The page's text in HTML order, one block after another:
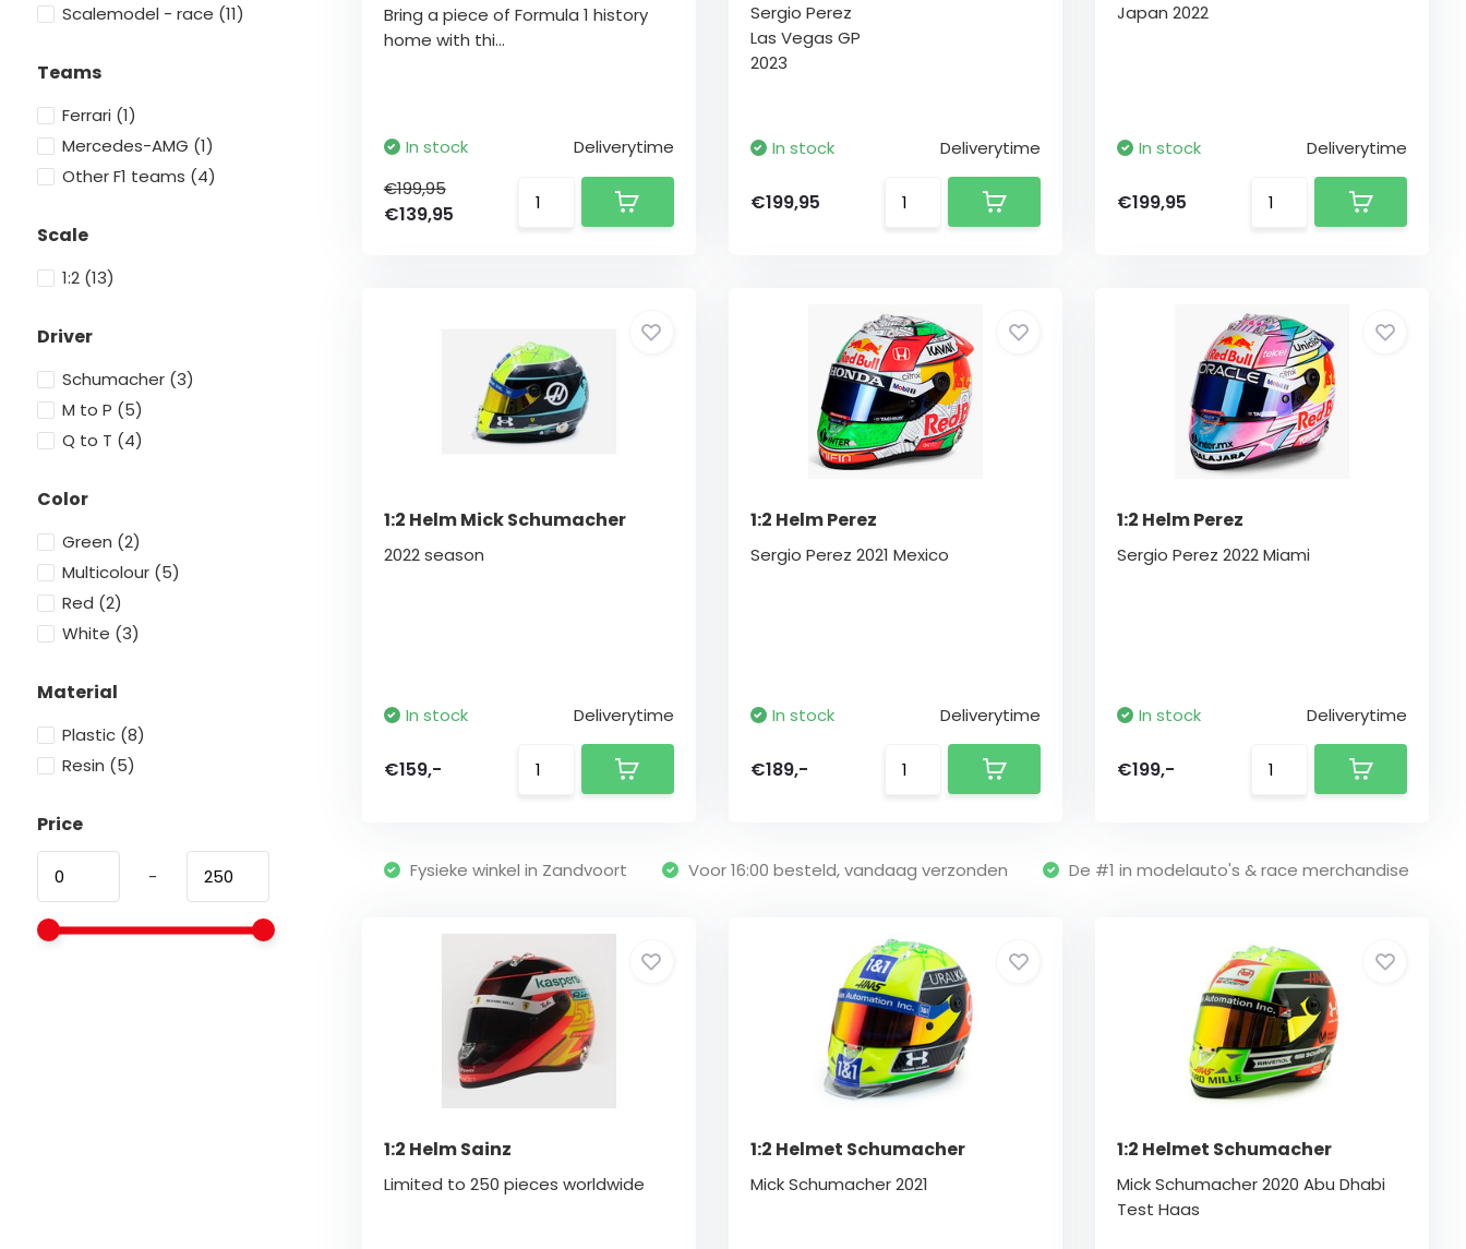
Scalemodel - race (11)
Teams
Ferrari (1)
Mercedes-AMG (1)
Other F1 teams (4)
Scale
1:2 (13)
Driver
Schumacher (3)
M to P (5)
Q to T (4)
Color
Green (2)
Multicolour (5)
Red (2)
White (3)
Material
Plastic (8)
Resin (5)
Price
-
Bring a piece of Formula 1 history
home with thi...
In stock
Deliverytime
€199,95
€139,95
Sergio Perez
Las Vegas GP
2023
In stock Deliverytime
€199,95
Japan 2022
In stock Deliverytime
€199,95
1:2 Helm Mick Schumacher
2022 season
In stock Deliverytime
€159,-
1:2 Helm Perez
Sergio Perez 2021 Mexico
In stock Deliverytime
€189,-
1:2 Helm Perez
Sergio Perez 2022 Miami
In stock Deliverytime
€199,-
Fysieke winkel in Zandvoort Voor 16:00 besteld, vandaag verzonden De #1 in modelauto's & race merchandise
1:2 Helm Sainz
Limited to 250 pieces worldwide
1:2 Helmet Schumacher
Mick Schumacher 2021
1:2 Helmet Schumacher
Mick Schumacher 2020 Abu Dhabi
Test Haas